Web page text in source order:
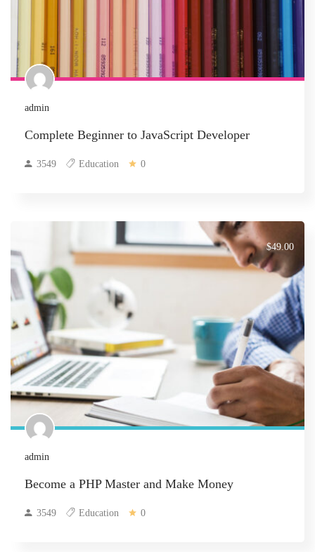
admin
Complete Beginner to JavaScript Developer
3549 Education 0
$49.00
admin
Become a PHP Master and Make Money
3549 Education 0